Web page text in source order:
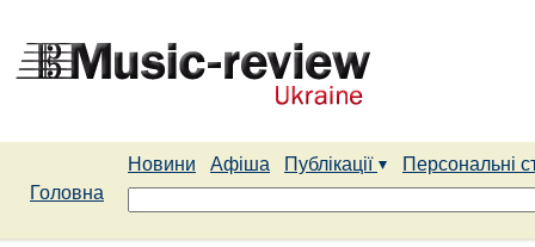
Новини Афіша Публікації
Персональні
Головна